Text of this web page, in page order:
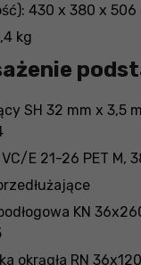
430 x 380 x 506
kg
SH 32 mm x 3,5
E 21-26 PET M,
KN
okrągła RN